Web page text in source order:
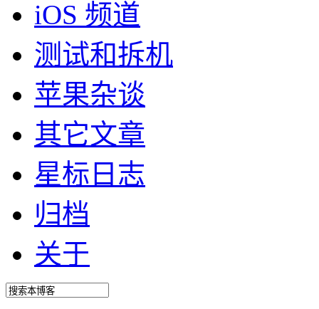
iOS 频道
测试和拆机
苹果杂谈
其它文章
星标日志
归档
关于